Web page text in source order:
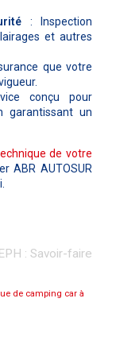
: Inspection
et autres
que votre
conçu pour
garantissant un
de votre
ABR AUTOSUR
: Savoir-faire
de camping car à